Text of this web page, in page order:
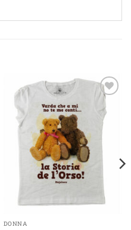
alla lista
dei
desideri
DONNA